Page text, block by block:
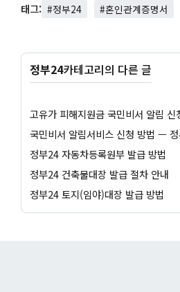
태그: #정부24 #혼인관계증명서
정부24카테고리의 다른 글
정부24 자동차등록원부 발급 방법
정부24 건축물대장 발급 절차 안내
정부24 토지(임야)대장 발급 방법